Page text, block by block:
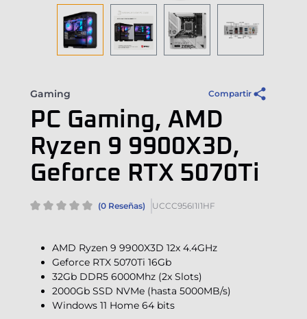
Gaming Compartir
PC Gaming, AMD
Ryzen 9 9900X3D,
Geforce RTX 5070Ti
(0 Reseñas) UCCC956I1I1HF
AMD Ryzen 9 9900X3D 12x 4.4GHz
Geforce RTX 5070Ti 16Gb
32Gb DDR5 6000Mhz (2x Slots)
2000Gb SSD NVMe (hasta 5000MB/s)
Windows 11 Home 64 bits